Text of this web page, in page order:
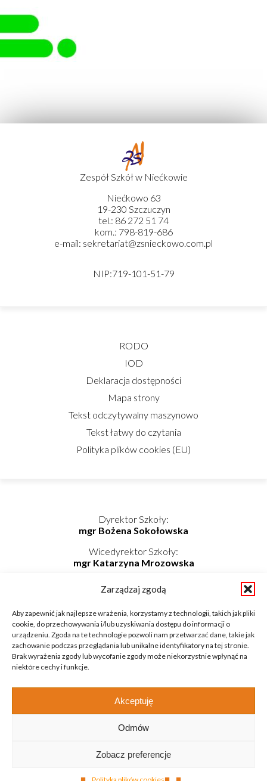
Zarządzaj zgodą
Aby zapewnić jak najlepsze wrażenia, korzystamy z technologii, takich jak pliki
cookie, do przechowywania i/lub uzyskiwania dostępu do informacji o
urządzeniu. Zgoda na te technologie pozwoli nam przetwarzać dane, takie jak
zachowanie podczas przeglądania lub unikalne identyfikatory na tej stronie.
Brak wyrażenia zgody lub wycofanie zgody może niekorzystnie wpłynąć na
niektóre cechy i funkcje.
Akceptuję
Odmów
Zobacz preferencje
Zespół Szkół w Niećkowie
Niećkowo 63
19-230 Szczuczyn
tel.: 86 272 51 74
kom.: 798-819-686
e-mail: sekretariat@zsnieckowo.com.pl
NIP:719-101-51-79
RODO
IOD
Deklaracja dostępności
Mapa strony
Tekst odczytywalny maszynowo
Tekst łatwy do czytania
Polityka plików cookies (EU)
Dyrektor Szkoły:
mgr Bożena Sokołowska
Wicedyrektor Szkoły:
mgr Katarzyna Mrozowska
mgr Elwira Kołaczyńska-Bogdan
Telefon komórkowy: 798-819-687
E-mail: internat@zsnieckowo.com.pl